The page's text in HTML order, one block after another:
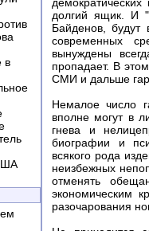
в
долгий ящик. И
Байденов, будут
современных
вынуждены
пропадает. В
СМИ и дальше
Немалое число
вполне могут в
гнева и
биографии и
всякого рода
неизбежных
отменять
экономическим
разочарования